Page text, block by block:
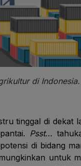
di Indonesia.
tinggal di dekat
Psst…
di bidang
untuk